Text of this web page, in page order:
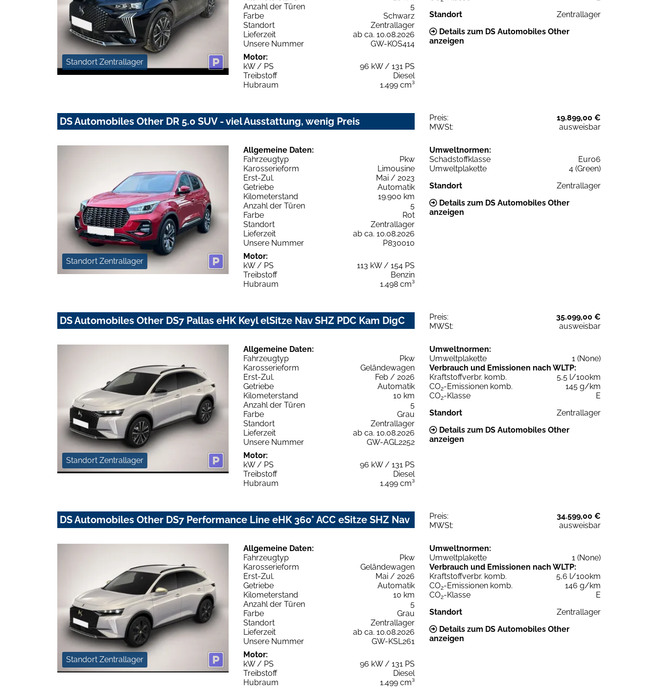
Standort Zentrallager
Anzahl der Türen
5
Farbe
Schwarz
Standort
Zentrallager
Lieferzeit
ab ca. 10.08.2026
Unsere Nummer
GW-KOS414
Motor:
kW / PS
96 kW / 131 PS
Treibstoff
Diesel
Hubraum
1.499 cm³
Standort
Zentrallager
Details zum DS Automobiles Other
anzeigen
DS Automobiles Other DR 5.0 SUV - viel Ausstattung, wenig Preis Preis:
19.899,00 €
MWSt:
ausweisbar
Standort Zentrallager
Allgemeine Daten:
Fahrzeugtyp
Pkw
Karosserieform
Limousine
Erst-Zul.
Mai / 2023
Getriebe
Automatik
Kilometerstand
19.900 km
Anzahl der Türen
5
Farbe
Rot
Standort
Zentrallager
Lieferzeit
ab ca. 10.08.2026
Unsere Nummer
P830010
Motor:
kW / PS
113 kW / 154 PS
Treibstoff
Benzin
Hubraum
1.498 cm³
Umweltnormen:
Schadstoffklasse
Euro6
Umweltplakette
4 (Green)
Standort
Zentrallager
Details zum DS Automobiles Other
anzeigen
DS Automobiles Other DS7 Pallas eHK Keyl elSitze Nav SHZ PDC Kam DigC Preis:
35.099,00 €
MWSt:
ausweisbar
Standort Zentrallager
Allgemeine Daten:
Fahrzeugtyp
Pkw
Karosserieform
Geländewagen
Erst-Zul.
Feb / 2026
Getriebe
Automatik
Kilometerstand
10 km
Anzahl der Türen
5
Farbe
Grau
Standort
Zentrallager
Lieferzeit
ab ca. 10.08.2026
Unsere Nummer
GW-AGL2252
Motor:
kW / PS
96 kW / 131 PS
Treibstoff
Diesel
Hubraum
1.499 cm³
Umweltnormen:
Umweltplakette
1 (None)
Verbrauch und Emissionen nach WLTP:
Kraftstoffverbr. komb.
5,5 l/100km
CO2-Emissionen komb.
145 g/km
CO2-Klasse
E
Standort
Zentrallager
Details zum DS Automobiles Other
anzeigen
DS Automobiles Other DS7 Performance Line eHK 360° ACC eSitze SHZ Nav Preis:
34.599,00 €
MWSt:
ausweisbar
Standort Zentrallager
Allgemeine Daten:
Fahrzeugtyp
Pkw
Karosserieform
Geländewagen
Erst-Zul.
Mai / 2026
Getriebe
Automatik
Kilometerstand
10 km
Anzahl der Türen
5
Farbe
Grau
Standort
Zentrallager
Lieferzeit
ab ca. 10.08.2026
Unsere Nummer
GW-KSL261
Motor:
kW / PS
96 kW / 131 PS
Treibstoff
Diesel
Hubraum
1.499 cm³
Umweltnormen:
Umweltplakette
1 (None)
Verbrauch und Emissionen nach WLTP:
Kraftstoffverbr. komb.
5,6 l/100km
CO2-Emissionen komb.
146 g/km
CO2-Klasse
E
Standort
Zentrallager
Details zum DS Automobiles Other
anzeigen